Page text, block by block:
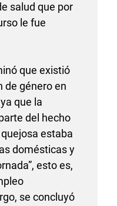
salud que por
le fue
que existió
de género en
que la
del hecho
estaba
domésticas y
esto es,
se concluyó